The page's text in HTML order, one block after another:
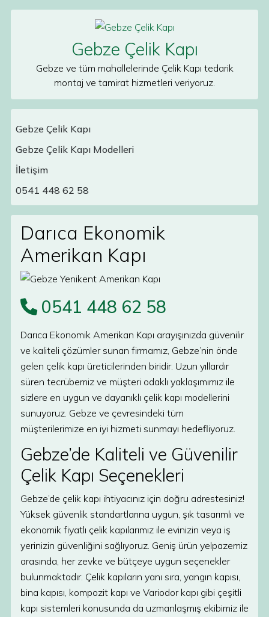
Gebze Çelik Kapı
Gebze ve tüm mahallelerinde Çelik Kapı tedarik
montaj ve tamirat hizmetleri veriyoruz.
Main Navigation
Gebze Çelik Kapı
Gebze Çelik Kapı Modelleri
İletişim
0541 448 62 58
Darıca Ekonomik
Amerikan Kapı
0541 448 62 58
Darıca Ekonomik Amerikan Kapı arayışınızda güvenilir
ve kaliteli çözümler sunan firmamız, Gebze’nin önde
gelen çelik kapı üreticilerinden biridir. Uzun yıllardır
süren tecrübemiz ve müşteri odaklı yaklaşımımız ile
sizlere en uygun ve dayanıklı çelik kapı modellerini
sunuyoruz. Gebze ve çevresindeki tüm
müşterilerimize en iyi hizmeti sunmayı hedefliyoruz.
Gebze’de Kaliteli ve Güvenilir
Çelik Kapı Seçenekleri
Gebze’de çelik kapı ihtiyacınız için doğru adrestesiniz!
Yüksek güvenlik standartlarına uygun, şık tasarımlı ve
ekonomik fiyatlı çelik kapılarımız ile evinizin veya iş
yerinizin güvenliğini sağlıyoruz. Geniş ürün yelpazemiz
arasında, her zevke ve bütçeye uygun seçenekler
bulunmaktadır. Çelik kapıların yanı sıra, yangın kapısı,
bina kapısı, kompozit kapı ve Variodor kapı gibi çeşitli
kapı sistemleri konusunda da uzmanlaşmış ekibimiz ile